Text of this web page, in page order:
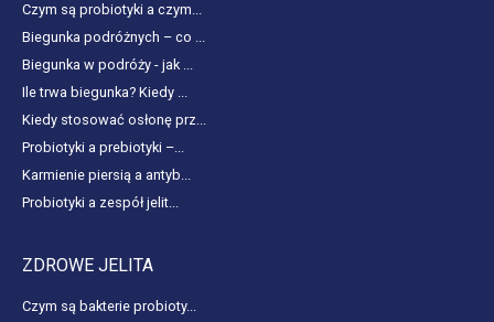
Czym są probiotyki a czym...
Biegunka podróżnych – co ...
Biegunka w podróży - jak ...
Ile trwa biegunka? Kiedy ...
Kiedy stosować osłonę prz...
Probiotyki a prebiotyki –...
Karmienie piersią a antyb...
Probiotyki a zespół jelit...
ZDROWE JELITA
Czym są bakterie probioty...